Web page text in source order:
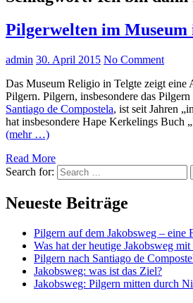
Pilgerwelten im Museum
admin 30. April 2015 No Comment
Das Museum Religio in Telgte zeigt eine
Pilgern. Pilgern, insbesondere das
Santiago de Compostela, ist seit Jahren
hat insbesondere Hape Kerkelings Buch
(mehr …)
Read More
Search for:
Neueste Beiträge
Pilgern auf dem Jakobsweg – eine
Was hat der heutige Jakobsweg
Pilgern nach Santiago de
Jakobsweg: was ist das Ziel?
Jakobsweg: Pilgern mitten durch